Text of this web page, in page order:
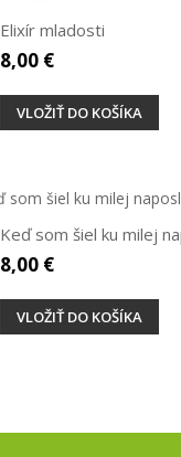
Elixír mladosti
8,00 €
VLOŽIŤ DO KOŠÍKA
Keď som šiel ku milej
8,00 €
VLOŽIŤ DO KOŠÍKA